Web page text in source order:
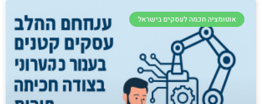
אוטומציה חכמה לעסקים בישראל